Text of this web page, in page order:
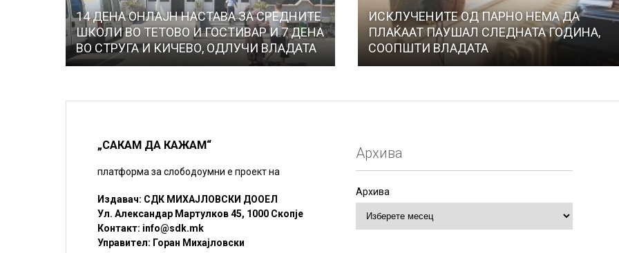
14 ДЕНА ОНЛАЈН НАСТАВА ЗА СРЕДНИТЕ
ШКОЛИ ВО ТЕТОВО И ГОСТИВАР И 7 ДЕНА
ВО СТРУГА И КИЧЕВО, ОДЛУЧИ ВЛАДАТА
ИСКЛУЧЕНИТЕ ОД ПАРНО НЕМА ДА
ПЛАЌААТ ПАУШАЛ СЛЕДНАТА ГОДИНА,
СООПШТИ ВЛАДАТА
„САКАМ ДА КАЖАМ“
платформа за слободоумни е проект на
Издавач: СДК МИХАЈЛОВСКИ ДООЕЛ
Ул. Александар Мартулков 45, 1000 Скопје
Контакт: info@sdk.mk
Управител: Горан Михајловски
Архива
Архива